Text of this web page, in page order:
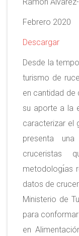
Febrero 2020
Descargar
Desde la
turismo de
en cantidad de
su aporte a la
caracterizar el
presenta
cruceristas
metodologı́as
datos de
Ministerio de
para
en